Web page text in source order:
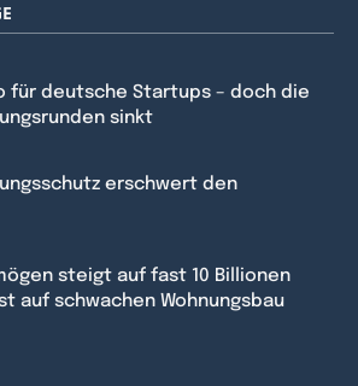
für deutsche Startups – doch die
sinkt
erschwert den
steigt auf fast 10 Billionen
auf schwachen Wohnungsbau